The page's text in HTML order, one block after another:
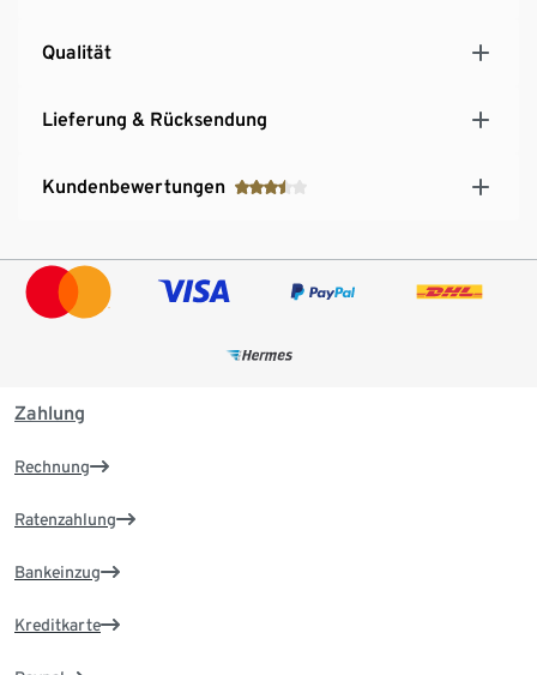
Qualität
Lieferung & Rücksendung
Kundenbewertungen
Zahlung
Rechnung
Ratenzahlung
Bankeinzug
Kreditkarte